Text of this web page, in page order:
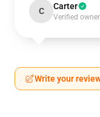
C Carter
Verified owner
Write your